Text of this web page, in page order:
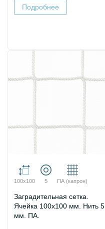
Подробнее
100х100 5 ПА (капрон)
Заградительная сетка.
Ячейка 100х100 мм. Нить 5
мм. ПА.